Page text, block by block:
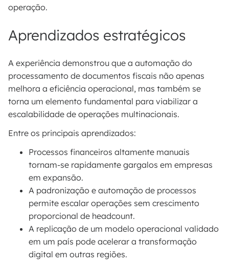
operação.
Aprendizados estratégicos
A experiência demonstrou que a automação do
processamento de documentos fiscais não apenas
melhora a eficiência operacional, mas também se
torna um elemento fundamental para viabilizar a
escalabilidade de operações multinacionais.
Entre os principais aprendizados:
Processos financeiros altamente manuais
tornam-se rapidamente gargalos em empresas
em expansão.
A padronização e automação de processos
permite escalar operações sem crescimento
proporcional de headcount.
A replicação de um modelo operacional validado
em um país pode acelerar a transformação
digital em outras regiões.